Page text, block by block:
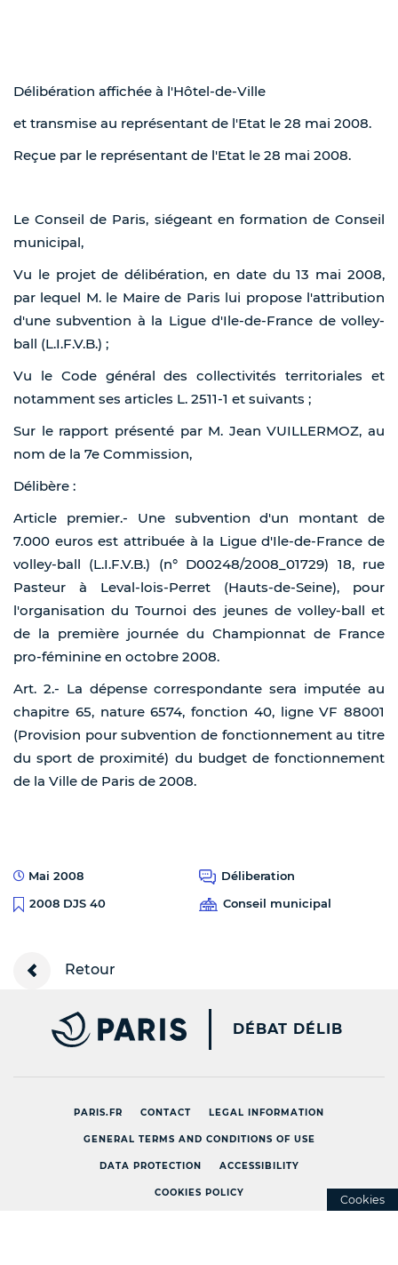
Délibération affichée à l'Hôtel-de-Ville
et transmise au représentant de l'Etat le 28 mai 2008.
Reçue par le représentant de l'Etat le 28 mai 2008.
Le Conseil de Paris, siégeant en formation de Conseil
municipal,
Vu le projet de délibération, en date du 13 mai 2008,
par lequel M. le Maire de Paris lui propose l'attribution
d'une subvention à la Ligue d'Ile-de-France de volley-
ball (L.I.F.V.B.) ;
Vu le Code général des collectivités territoriales et
notamment ses articles L. 2511-1 et suivants ;
Sur le rapport présenté par M. Jean VUILLERMOZ, au
nom de la 7e Commission,
Délibère :
Article premier.- Une subvention d'un montant de
7.000 euros est attribuée à la Ligue d'Ile-de-France de
volley-ball (L.I.F.V.B.) (n° D00248/2008_01729) 18, rue
Pasteur à Leval-lois-Perret (Hauts-de-Seine), pour
l'organisation du Tournoi des jeunes de volley-ball et
de la première journée du Championnat de France
pro-féminine en octobre 2008.
Art. 2.- La dépense correspondante sera imputée au
chapitre 65, nature 6574, fonction 40, ligne VF 88001
(Provision pour subvention de fonctionnement au titre
du sport de proximité) du budget de fonctionnement
de la Ville de Paris de 2008.
Mai 2008
Déliberation
2008 DJS 40
Conseil municipal
Retour
PARIS.FR [NEW
DÉBAT DÉLIB
PARIS.FR CONTACT LEGAL INFORMATION
GENERAL TERMS AND CONDITIONS OF USE
DATA PROTECTION ACCESSIBILITY
COOKIES POLICY